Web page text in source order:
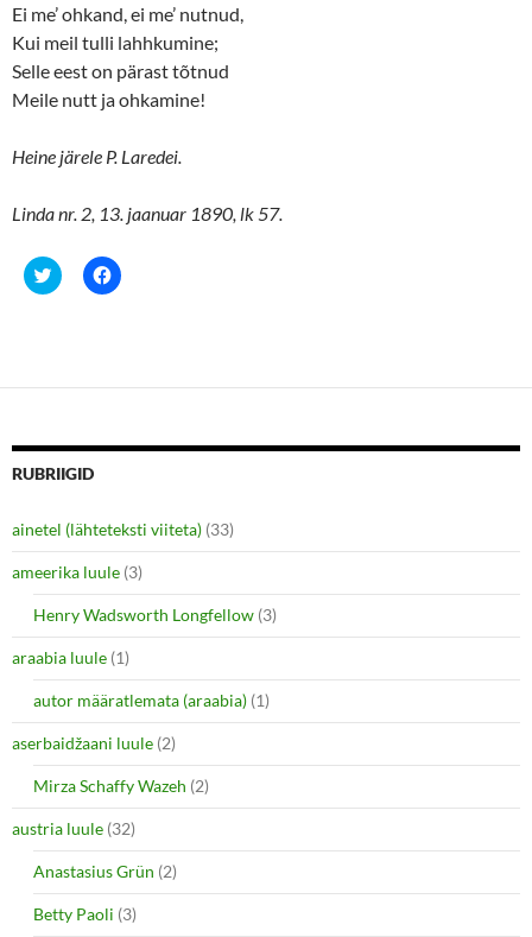
Ei me’ ohkand, ei me’ nutnud,
Kui meil tulli lahhkumine;
Selle eest on pärast tõtnud
Meile nutt ja ohkamine!
Heine järele P. Laredei.
Linda nr. 2, 13. jaanuar 1890, lk 57.
C
l
h
e
o
n
t
t
e
r
(
O
p
e
n
n
n
w
w
i
n
d
o
)
C
l
h
e
o
e
b
o
o
k
(
O
p
e
n
i
n
n
e
w
w
i
n
d
w
)
RUBRIIGID
ainetel (lähteteksti viiteta) (33)
ameerika luule (3)
Henry Wadsworth Longfellow (3)
araabia luule (1)
autor määratlemata (araabia) (1)
aserbaidžaani luule (2)
Mirza Schaffy Wazeh (2)
austria luule (32)
Anastasius Grün (2)
Betty Paoli (3)